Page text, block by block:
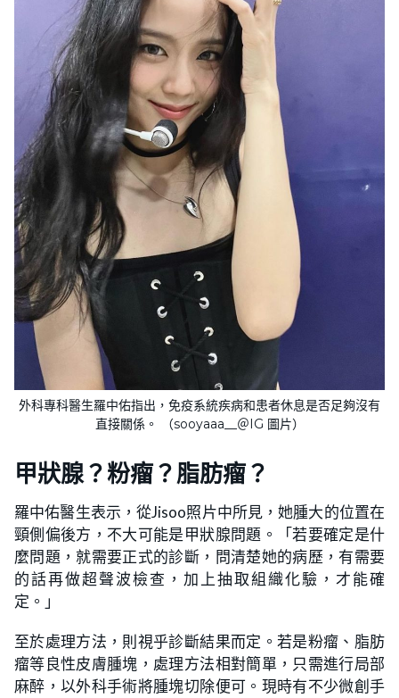
外科專科醫生羅中佑指出，免疫系統疾病和患者休息是否足夠沒有
直接關係。 （sooyaaa__＠IG 圖片）
甲狀腺？粉瘤？脂肪瘤？
羅中佑醫生表示，從Jisoo照片中所見，她腫大的位置在
頸側偏後方，不大可能是甲狀腺問題。「若要確定是什
麼問題，就需要正式的診斷，問清楚她的病歷，有需要
的話再做超聲波檢查，加上抽取組織化驗，才能確
定。」
至於處理方法，則視乎診斷結果而定。若是粉瘤、脂肪
瘤等良性皮膚腫塊，處理方法相對簡單，只需進行局部
麻醉，以外科手術將腫塊切除便可。現時有不少微創手